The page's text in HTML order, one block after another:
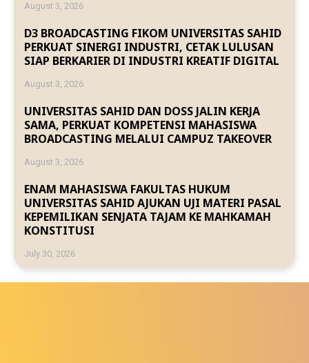
August 3, 2026
D3 BROADCASTING FIKOM UNIVERSITAS SAHID
PERKUAT SINERGI INDUSTRI, CETAK LULUSAN
SIAP BERKARIER DI INDUSTRI KREATIF DIGITAL
August 3, 2026
UNIVERSITAS SAHID DAN DOSS JALIN KERJA
SAMA, PERKUAT KOMPETENSI MAHASISWA
BROADCASTING MELALUI CAMPUZ TAKEOVER
August 3, 2026
ENAM MAHASISWA FAKULTAS HUKUM
UNIVERSITAS SAHID AJUKAN UJI MATERI PASAL
KEPEMILIKAN SENJATA TAJAM KE MAHKAMAH
KONSTITUSI
July 30, 2026